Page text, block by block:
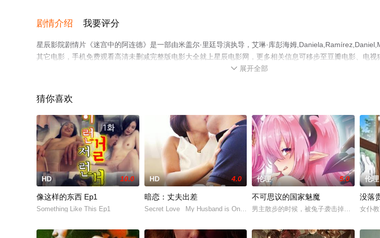
剧情介绍 我要评分
星辰影院剧情片《迷宫中的阿连德》是一部由米盖尔·里廷导演执导，艾琳·库彭海姆
其它电影，手机免费观看高清未删减完整版电影大全就上星辰电影网，更多相关信息可移步至豆瓣电影、电视
 展开全部
猜你喜欢
HD 10.0
像这样的东西 Ep1
Something Like This Ep1
HD 4.0
暗恋：丈夫出差
Secret Love_ My Husband is On A Business Trip
伦理 5.0
不可思议的国家魅魔
男主散步的时候，被兔子袭击掉进井里，
伦理
没落
女仆